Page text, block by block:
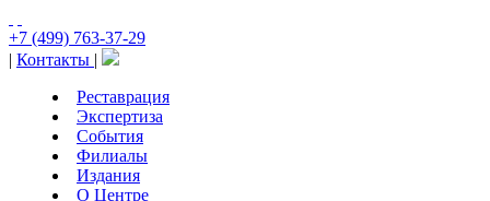
+7 (499) 763-37-29
| Контакты |
Реставрация
Экспертиза
События
Филиалы
Издания
О Центре